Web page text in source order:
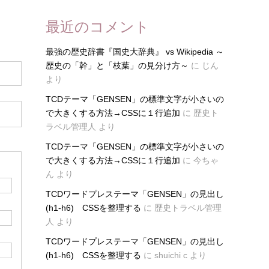
最近のコメント
最強の歴史辞書『国史大辞典』 vs Wikipedia ～
歴史の「幹」と「枝葉」の見分け方～ に じん
より
TCDテーマ「GENSEN」の標準文字が小さいの
で大きくする方法→CSSに１行追加 に 歴史ト
ラベル管理人 より
TCDテーマ「GENSEN」の標準文字が小さいの
で大きくする方法→CSSに１行追加 に 今ちゃ
ん より
TCDワードプレステーマ「GENSEN」の見出し
(h1-h6) CSSを整理する に 歴史トラベル管理
人 より
TCDワードプレステーマ「GENSEN」の見出し
(h1-h6) CSSを整理する に shuichi c より